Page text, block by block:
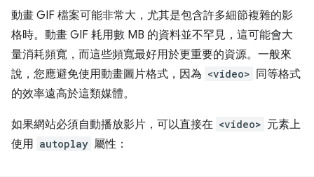
動畫 GIF 檔案可能非常大，尤其是包含許多細節複雜的影
格時。動畫 GIF 耗用數 MB 的資料並不罕見，這可能會大
量消耗頻寬，而這些頻寬最好用於更重要的資源。一般來
說，您應避免使用動畫圖片格式，因為 <video> 同等格式
的效率遠高於這類媒體。
如果網站必須自動播放影片，可以直接在 <video> 元素上
使用 autoplay 屬性：